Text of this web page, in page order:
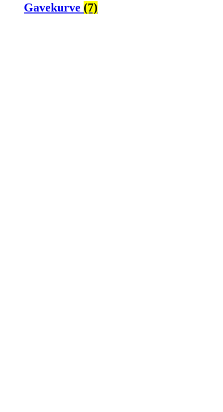
Gavekurve (7)